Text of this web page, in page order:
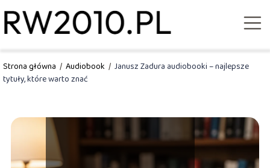
Strona główna / Audiobook / Janusz Zadura audiobooki – najlepsze
tytuły, które warto znać